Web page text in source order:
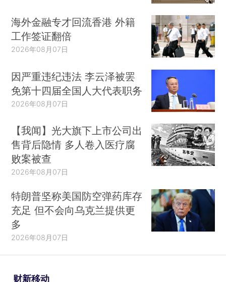
海外金融专才回流香港 外籍
工作签证翻倍
2026年08月07日
因严重违纪违法 李云泽被罢
免第十四届全国人大代表职务
2026年08月07日
【我闻】光大旗下上市公司出
售背后隐情 多人卷入医疗腐
败案被查
2026年08月07日
特朗普坚称美国防空弹药库存
充足 但不会向乌克兰提供更
多
2026年08月07日
财新移动